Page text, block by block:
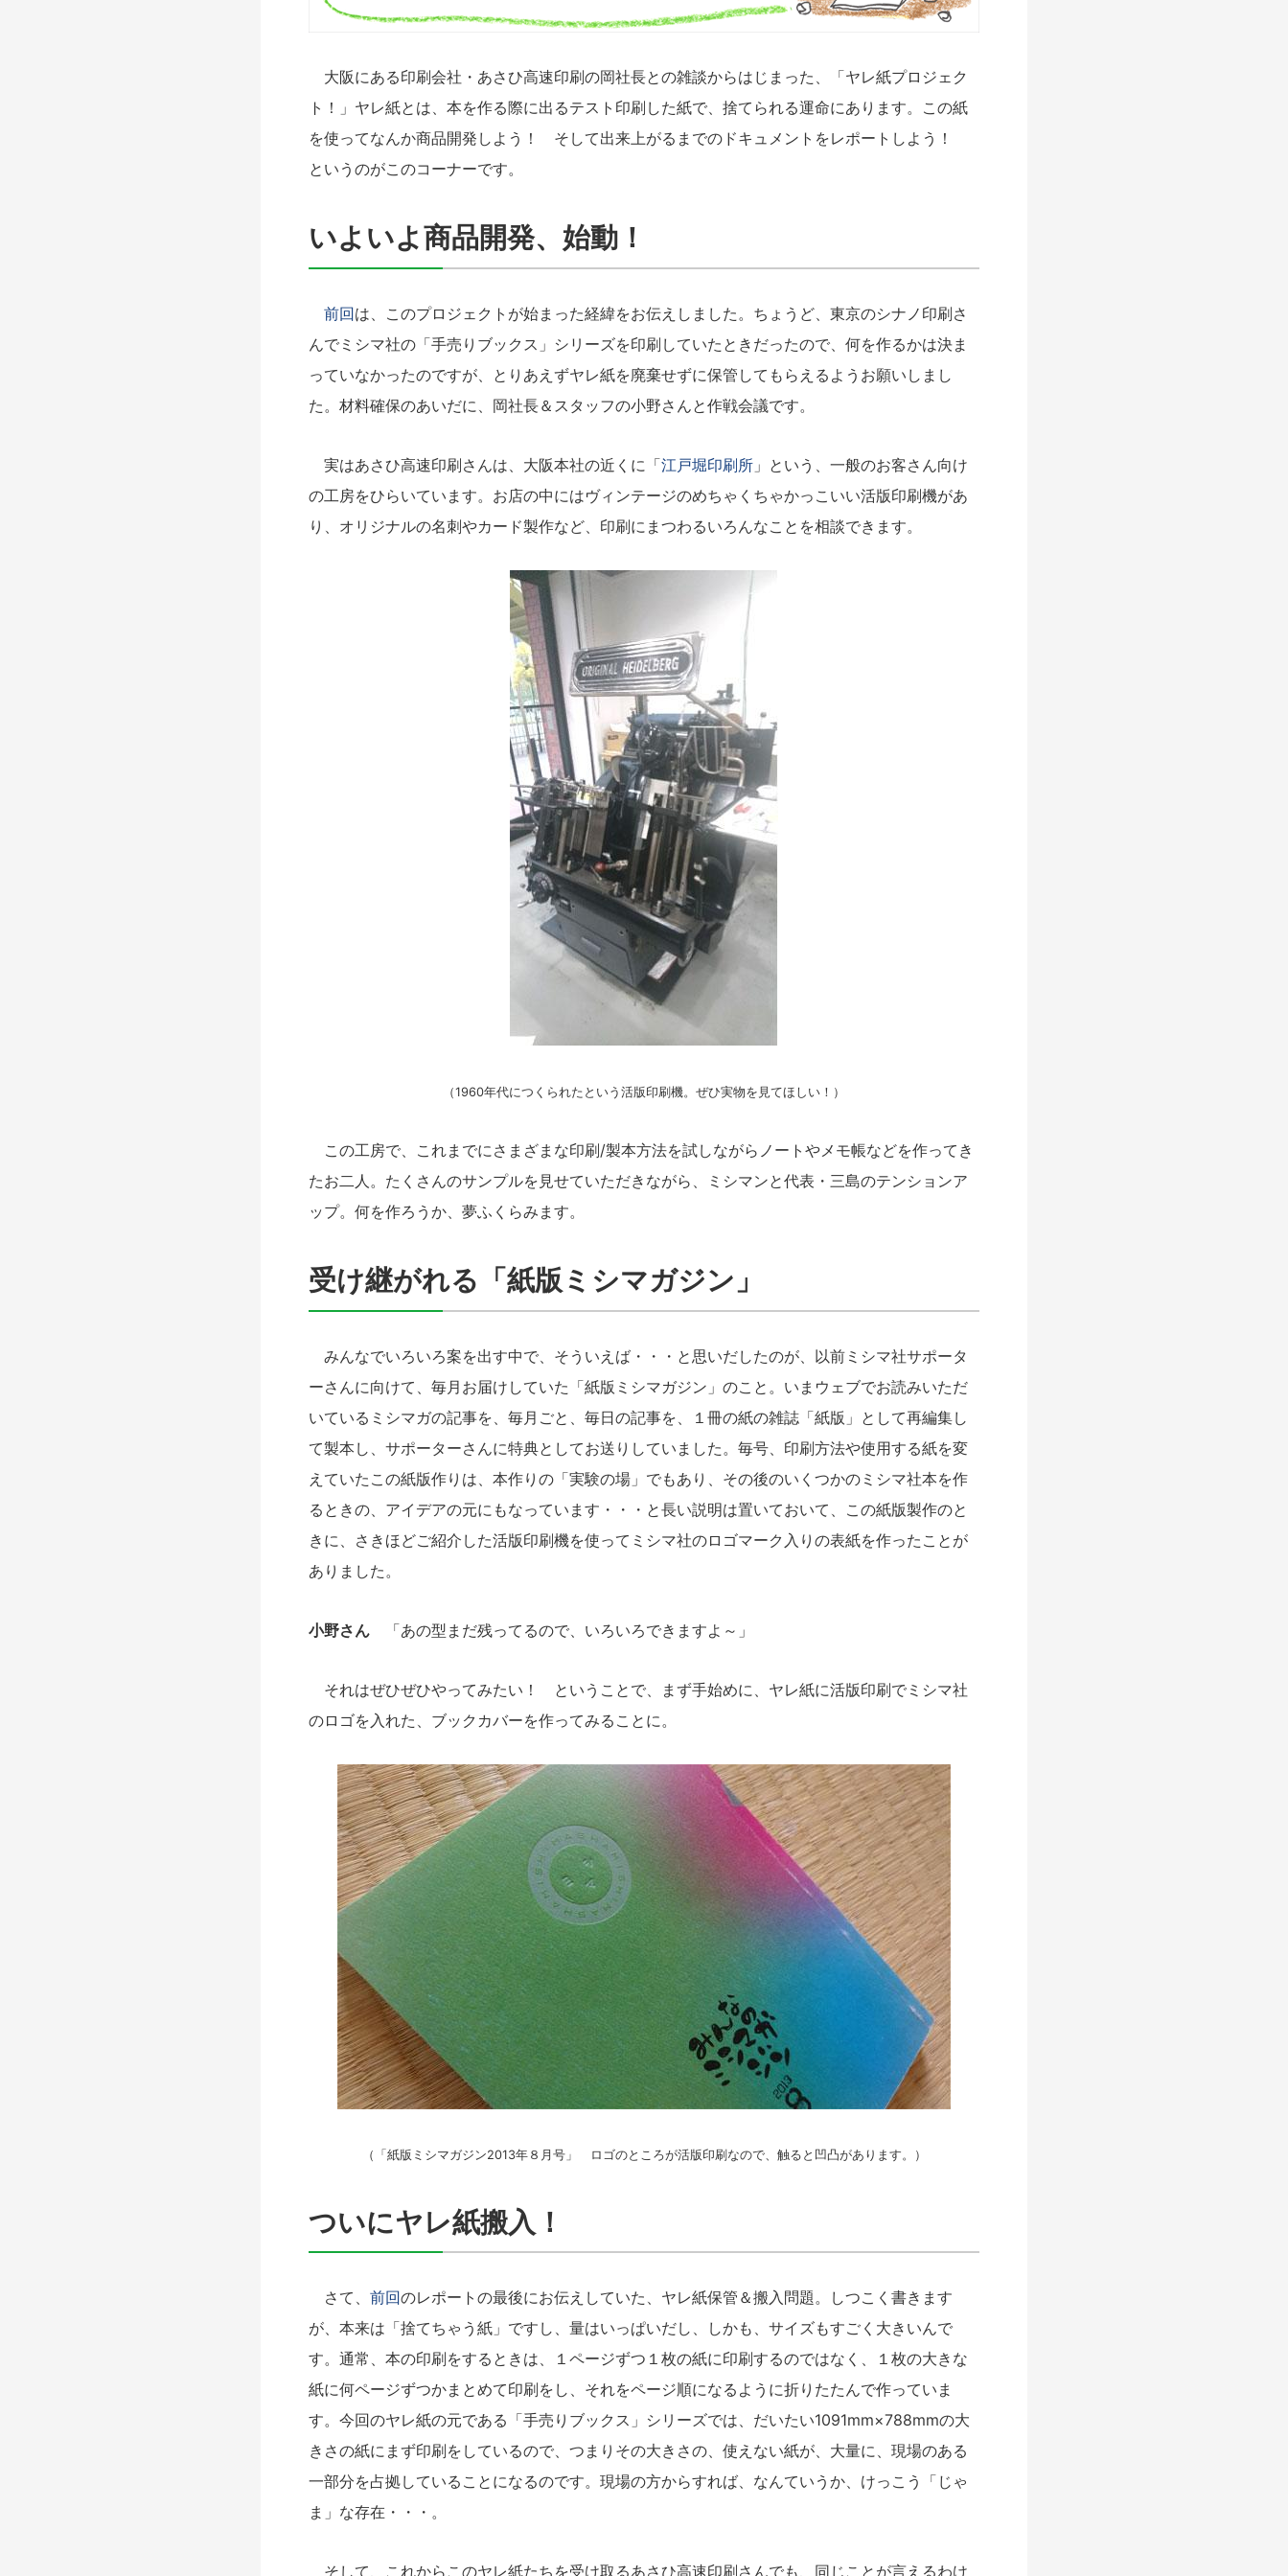
大阪にある印刷会社・あさひ高速印刷の岡社長との雑談からはじまった、「ヤレ紙プロジェク
ト！」ヤレ紙とは、本を作る際に出るテスト印刷した紙で、捨てられる運命にあります。この紙
を使ってなんか商品開発しよう！ そして出来上がるまでのドキュメントをレポートしよう！
というのがこのコーナーです。
いよいよ商品開発、始動！
前回は、このプロジェクトが始まった経緯をお伝えしました。ちょうど、東京のシナノ印刷さ
んでミシマ社の「手売りブックス」シリーズを印刷していたときだったので、何を作るかは決ま
っていなかったのですが、とりあえずヤレ紙を廃棄せずに保管してもらえるようお願いしまし
た。材料確保のあいだに、岡社長＆スタッフの小野さんと作戦会議です。
実はあさひ高速印刷さんは、大阪本社の近くに「江戸堀印刷所 」という、一般のお客さん向け
の工房をひらいています。お店の中にはヴィンテージのめちゃくちゃかっこいい活版印刷機があ
り、オリジナルの名刺やカード製作など、印刷にまつわるいろんなことを相談できます。
（1960年代につくられたという活版印刷機。ぜひ実物を見てほしい！）
この工房で、これまでにさまざまな印刷/製本方法を試しながらノートやメモ帳などを作ってき
たお二人。たくさんのサンプルを見せていただきながら、ミシマンと代表・三島のテンションア
ップ。何を作ろうか、夢ふくらみます。
受け継がれる「紙版ミシマガジン」
みんなでいろいろ案を出す中で、そういえば・・・と思いだしたのが、以前ミシマ社サポータ
ーさんに向けて、毎月お届けしていた「紙版ミシマガジン」のこと。いまウェブでお読みいただ
いているミシマガの記事を、毎月ごと、毎日の記事を、１冊の紙の雑誌「紙版」として再編集し
て製本し、サポーターさんに特典としてお送りしていました。毎号、印刷方法や使用する紙を変
えていたこの紙版作りは、本作りの「実験の場」でもあり、その後のいくつかのミシマ社本を作
るときの、アイデアの元にもなっています・・・と長い説明は置いておいて、この紙版製作のと
きに、さきほどご紹介した活版印刷機を使ってミシマ社のロゴマーク入りの表紙を作ったことが
ありました。
小野さん 「あの型まだ残ってるので、いろいろできますよ～」
それはぜひぜひやってみたい！ ということで、まず手始めに、ヤレ紙に活版印刷でミシマ社
のロゴを入れた、ブックカバーを作ってみることに。
（「紙版ミシマガジン2013年８月号」 ロゴのところが活版印刷なので、触ると凹凸があります。）
ついにヤレ紙搬入！
さて、 前回のレポートの最後にお伝えしていた、ヤレ紙保管＆搬入問題。しつこく書きます
が、本来は「捨てちゃう紙」ですし、量はいっぱいだし、しかも、サイズもすごく大きいんで
す。通常、本の印刷をするときは、１ページずつ１枚の紙に印刷するのではなく、１枚の大きな
紙に何ページずつかまとめて印刷をし、それをページ順になるように折りたたんで作っていま
す。今回のヤレ紙の元である「手売りブックス」シリーズでは、だいたい1091mm×788mmの大
きさの紙にまず印刷をしているので、つまりその大きさの、使えない紙が、大量に、現場のある
一部分を占拠していることになるのです。現場の方からすれば、なんていうか、けっこう「じゃ
ま」な存在・・・。
そして、これからこのヤレ紙たちを受け取るあさひ高速印刷さんでも、同じことが言えるわけ